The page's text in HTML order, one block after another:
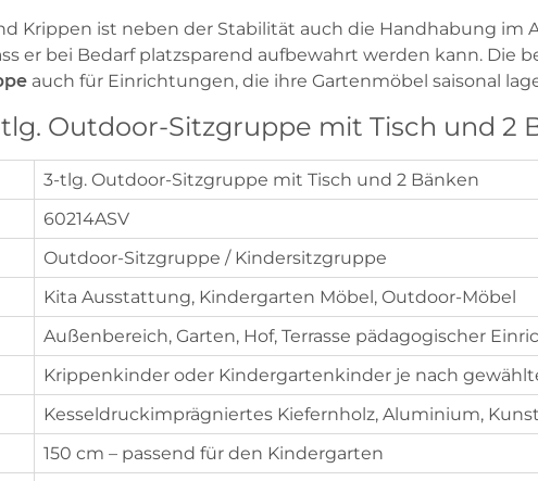
Krippen ist neben der Stabilität auch die Handhabung im
er bei Bedarf platzsparend aufbewahrt werden kann. Die
auch für Einrichtungen, die ihre Gartenmöbel saisonal
Outdoor-Sitzgruppe mit Tisch und 2
3-tlg. Outdoor-Sitzgruppe mit Tisch und 2 Bänken
60214ASV
Outdoor-Sitzgruppe / Kindersitzgruppe
Kita Ausstattung, Kindergarten Möbel, Outdoor-Möbel
Außenbereich, Garten, Hof, Terrasse pädagogischer
Krippenkinder oder Kindergartenkinder je nach
Kesseldruckimprägniertes Kiefernholz, Aluminium,
150 cm – passend für den Kindergarten